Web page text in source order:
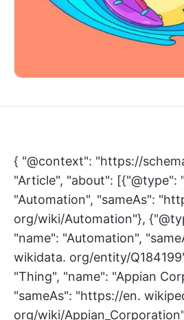
{ "@context": "https://schema. org", "@type": "Article", "about": [{"@type": "Thing", "name": "Automation", "sameAs": "https://en. wikipedia. org/wiki/Automation"}, {"@type": "Thing", "name": "Automation", "sameAs": "http://www. wikidata. org/entity/Q184199"}, {"@type": "Thing", "name": "Appian Corporation", "sameAs": "https://en. wikipedia. org/wiki/Appian_Corporation"}, {"@type": "Thing", "name": "Appian Corporation", "sameAs": "http://www. wikidata. org/entity/Q56273983"}, {"@type": "Thing", "name": "Pegasystems", "sameAs": "https://en. wikipedia. org/wiki/Pegasystems"}, {"@type": "Thing", "name": "Pegasystems", "sameAs": "http://www. wikidata. org/entity/Q7160600"}, {"@type": "Thing", "name": "Cloud computing", "sameAs": "https://en. wikipedia. org/wiki/Cloud_computing"}, {"@type": "Thing", "name": "Điện toán đám mây", "sameAs": "http://www. wikidata. org/entity/Q483639"}, {"@type": "Thing", "name": "Quản lý quy trình kinh doanh", "sameAs": "https://en. wikipedia. org/wiki/Business_process_management"}, {"@type": "Thing", "name": "Quản lý quy trình kinh doanh", "sameAs": "http://www. wikidata. org/entity/Q7007379"}, {"@type": "Thing", "name": "Tự động hóa quy trình robot", "sameAs": "https://en. wikipedia. org/wiki/Robotic_process_automation"}, {"@type": "Thing", "name": "Tự động hóa quy trình robot", "sameAs": "http://www. wikidata. org/entity/Q23893439"}, {"@type": "Thing", "name": "Quy trình kinh doanh", "sameAs": "https://en. wikipedia. org/wiki/Business_process"}, {"@type": "Thing", "name": "Business process", "sameAs": "http://www. wikidata. org/entity/Q851587"}, {"@type": "Thing", "name": "Software as a service", "sameAs": "https://en. wikipedia. org/wiki/Software_as_a_service"}, {"@type": "Thing", "name": "Phần mềm như một dịch vụ", "sameAs": "http://www. wikidata. org/entity/Q1254596"}, {"@type": "Thing", "name": "HubSpot", "sameAs": "https://en. wikipedia. org/wiki/HubSpot"}, {"@type": "Thing", "name": "HubSpot", "sameAs": "http://www. wikidata. org/entity/Q5926631"}, {"@type": "Thing", "name": "Electronic health record", "sameAs": "https://en. wikipedia. org/wiki/Electronic_health_record"}, {"@type": "Thing", "name": "Electronic health record", "sameAs": "http://www. wikidata. org/entity/Q10871684"}, {"@type": "Thing", "name": "Oracle Corporation", "sameAs": "https://en. wikipedia. org/wiki/Oracle_Corporation"}, {"@type": "Thing", "name": "Oracle Corporation", "sameAs": "http://www. wikidata. org/entity/Q19900"}, {"@type": "Thing", "name": "Quản lý quan hệ khách hàng", "sameAs": "https://en. wikipedia. org/wiki/Customer_relationship_management"}, {"@type": "Thing", "name": "Quản lý mối quan hệ khách hàng", "sameAs": "http://www. wikidata. org/entity/Q485643"}, {"@type": "Thing", "name": "Cơ sở dữ liệu", "sameAs": "https://en. wikipedia. org/wiki/Database"}, {"@type": "Thing", "name": "Cơ sở dữ liệu", "sameAs": "http://www. wikidata. org/entity/Q8513"}, {"@type": "Thing", "name": "Công cụ quy tắc kinh doanh", "sameAs": "https://en. wikipedia. org/wiki/Business_rules_engine"}, {"@type": "Thing", "name": "Công cụ quy tắc kinh doanh", "sameAs": "http://www. wikidata. org/entity/Q14773478"}, {"@type": "Thing", "name": "Phân tích", "sameAs": "https://en. wikipedia. org/wiki/Analytics"}, {"@type": "Thing", "name": "Phân tích", "sameAs": "http://www. wikidata. org/entity/Q485396"}, {"@type": "Thing", "name": "Chỉ số hiệu suất", "sameAs": "https://en. wikipedia. org/wiki/Performance_indicator"}, {"@type": "Thing", "name": "Chỉ số hiệu suất", "sameAs": "http://www. wikidata. org/entity/Q860554"}, {"@type": "Thing", "name": "DevOps", "sameAs": "https://en. wikipedia. org/wiki/DevOps"}, {"@type": "Thing", "name": "DevOps", "sameAs": "http://www. wikidata. org/entity/Q3025536"}, {"@type": "Thing", "name": "API", "sameAs": "https://en. wikipedia. org/wiki/API"}, {"@type": "Thing", "name": "API", "sameAs": "http://www. wikidata. org/entity/Q165194"}, {"@type": "Thing", "name": "Icon (computing)", "sameAs": "https://en. wikipedia. org/wiki/Icon_(computing)"}, {"@type": "Thing", "name": "Icon (computing)", "sameAs": "http://www. wikidata. org/entity/None"}, {"@type": "Thing", "name": "Robotics", "sameAs": "https://en. wikipedia. org/wiki/Robotics"}, {"@type": "Thing", "name": "Robotics", "sameAs": "http://www. wikidata. org/entity/Q170978"}, {"@type": "Thing", "name": "Software", "sameAs": "https://en. wikipedia. org/wiki/Software"}, {"@type": "Thing", "name": "Phần mềm", "sameAs": "http://www. wikidata. org/entity/Q7397"}, {"@type": "Thing", "name": "Chương trình máy tính", "sameAs": "https://en. wikipedia. org/wiki/Computer_program"}, {"@type": "Thing", "name": "Computer program", "sameAs": "http://www. wikidata. org/entity/Q40056"}, {"@type": "Thing", "name": "Productivity", "sameAs": "https://en. wikipedia. org/wiki/Productivity"}, {"@type": "Thing", "name": "Năng suất", "sameAs": "http://www. wikidata. org/entity/Q2111958"}, {"@type": "Thing", "name": "Phần mềm ứng dụng", "sameAs": "https://en. wikipedia. org/wiki/Application_software"}, {"@type": "Thing", "name": "Phần mềm ứng dụng", "sameAs": "http://www. wikidata. org/entity/Q166142"}, {"@type": "Thing", "name": "Trí tuệ", "sameAs": "https://en. wikipedia. org/wiki/Intelligence"}, {"@type": "Thing", "name": "Trí tuệ", "sameAs": "http://www. wikidata. org/entity/Q83500"}, {"@type": "Thing", "name": "Bottleneck (sản xuất)", "sameAs": "https://en. wikipedia. org/wiki/Bottleneck_(production)"}, {"@type": "Thing", "name": "Bottleneck (production)", "sameAs": "http://www. wikidata. org/entity/None"}, {"@type": "Thing", "name": "Dashboard (business)", "sameAs": "https://en. wikipedia. org/wiki/Dashboard_(business)"}, {"@type": "Thing", "name": "Bảng điều khiển (kinh doanh)", "sameAs": "http://www. wikidata. org/entity/None"}, {"@type": "Thing", "name": "Khối lượng công việc", "sameAs": "https://en. wikipedia. org/wiki/Workload"}, {"@type": "Thing", "name": "Khối lượng công việc", "sameAs": "http://www. wikidata. org/entity/Q628539"}, {"@type": "Thing", "name": "Quy tắc kinh doanh", "sameAs": "https://en. wikipedia. org/wiki/Business_rule"}, {"@type": "Thing", "name": "Quy tắc kinh doanh", "sameAs": "http://www. wikidata. org/entity/Q1518244"}, {"@type": "Thing", "name": "Công nghệ thông tin", "sameAs": "https://en. wikipedia. org/wiki/